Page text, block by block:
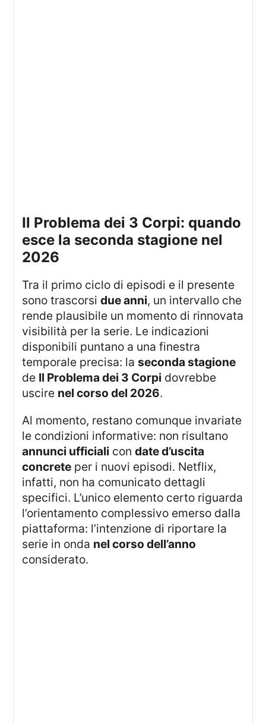
Il Problema dei 3 Corpi: quando
esce la seconda stagione nel
2026
Tra il primo ciclo di episodi e il presente
sono trascorsidue anni, un intervallo che
rende plausibile un momento di rinnovata
visibilità per la serie. Le indicazioni
disponibili puntano a una finestra
temporale precisa: laseconda stagione
de Il Problema dei 3 Corpi dovrebbe
uscire nel corso del 2026.
Al momento, restano comunque invariate
le condizioni informative: non risultano
annunci ufficiali condate d’uscita
concrete per i nuovi episodi. Netflix,
infatti, non ha comunicato dettagli
specifici. L’unico elemento certo riguarda
l’orientamento complessivo emerso dalla
piattaforma: l’intenzione di riportare la
serie in onda nel corso dell’anno
considerato.